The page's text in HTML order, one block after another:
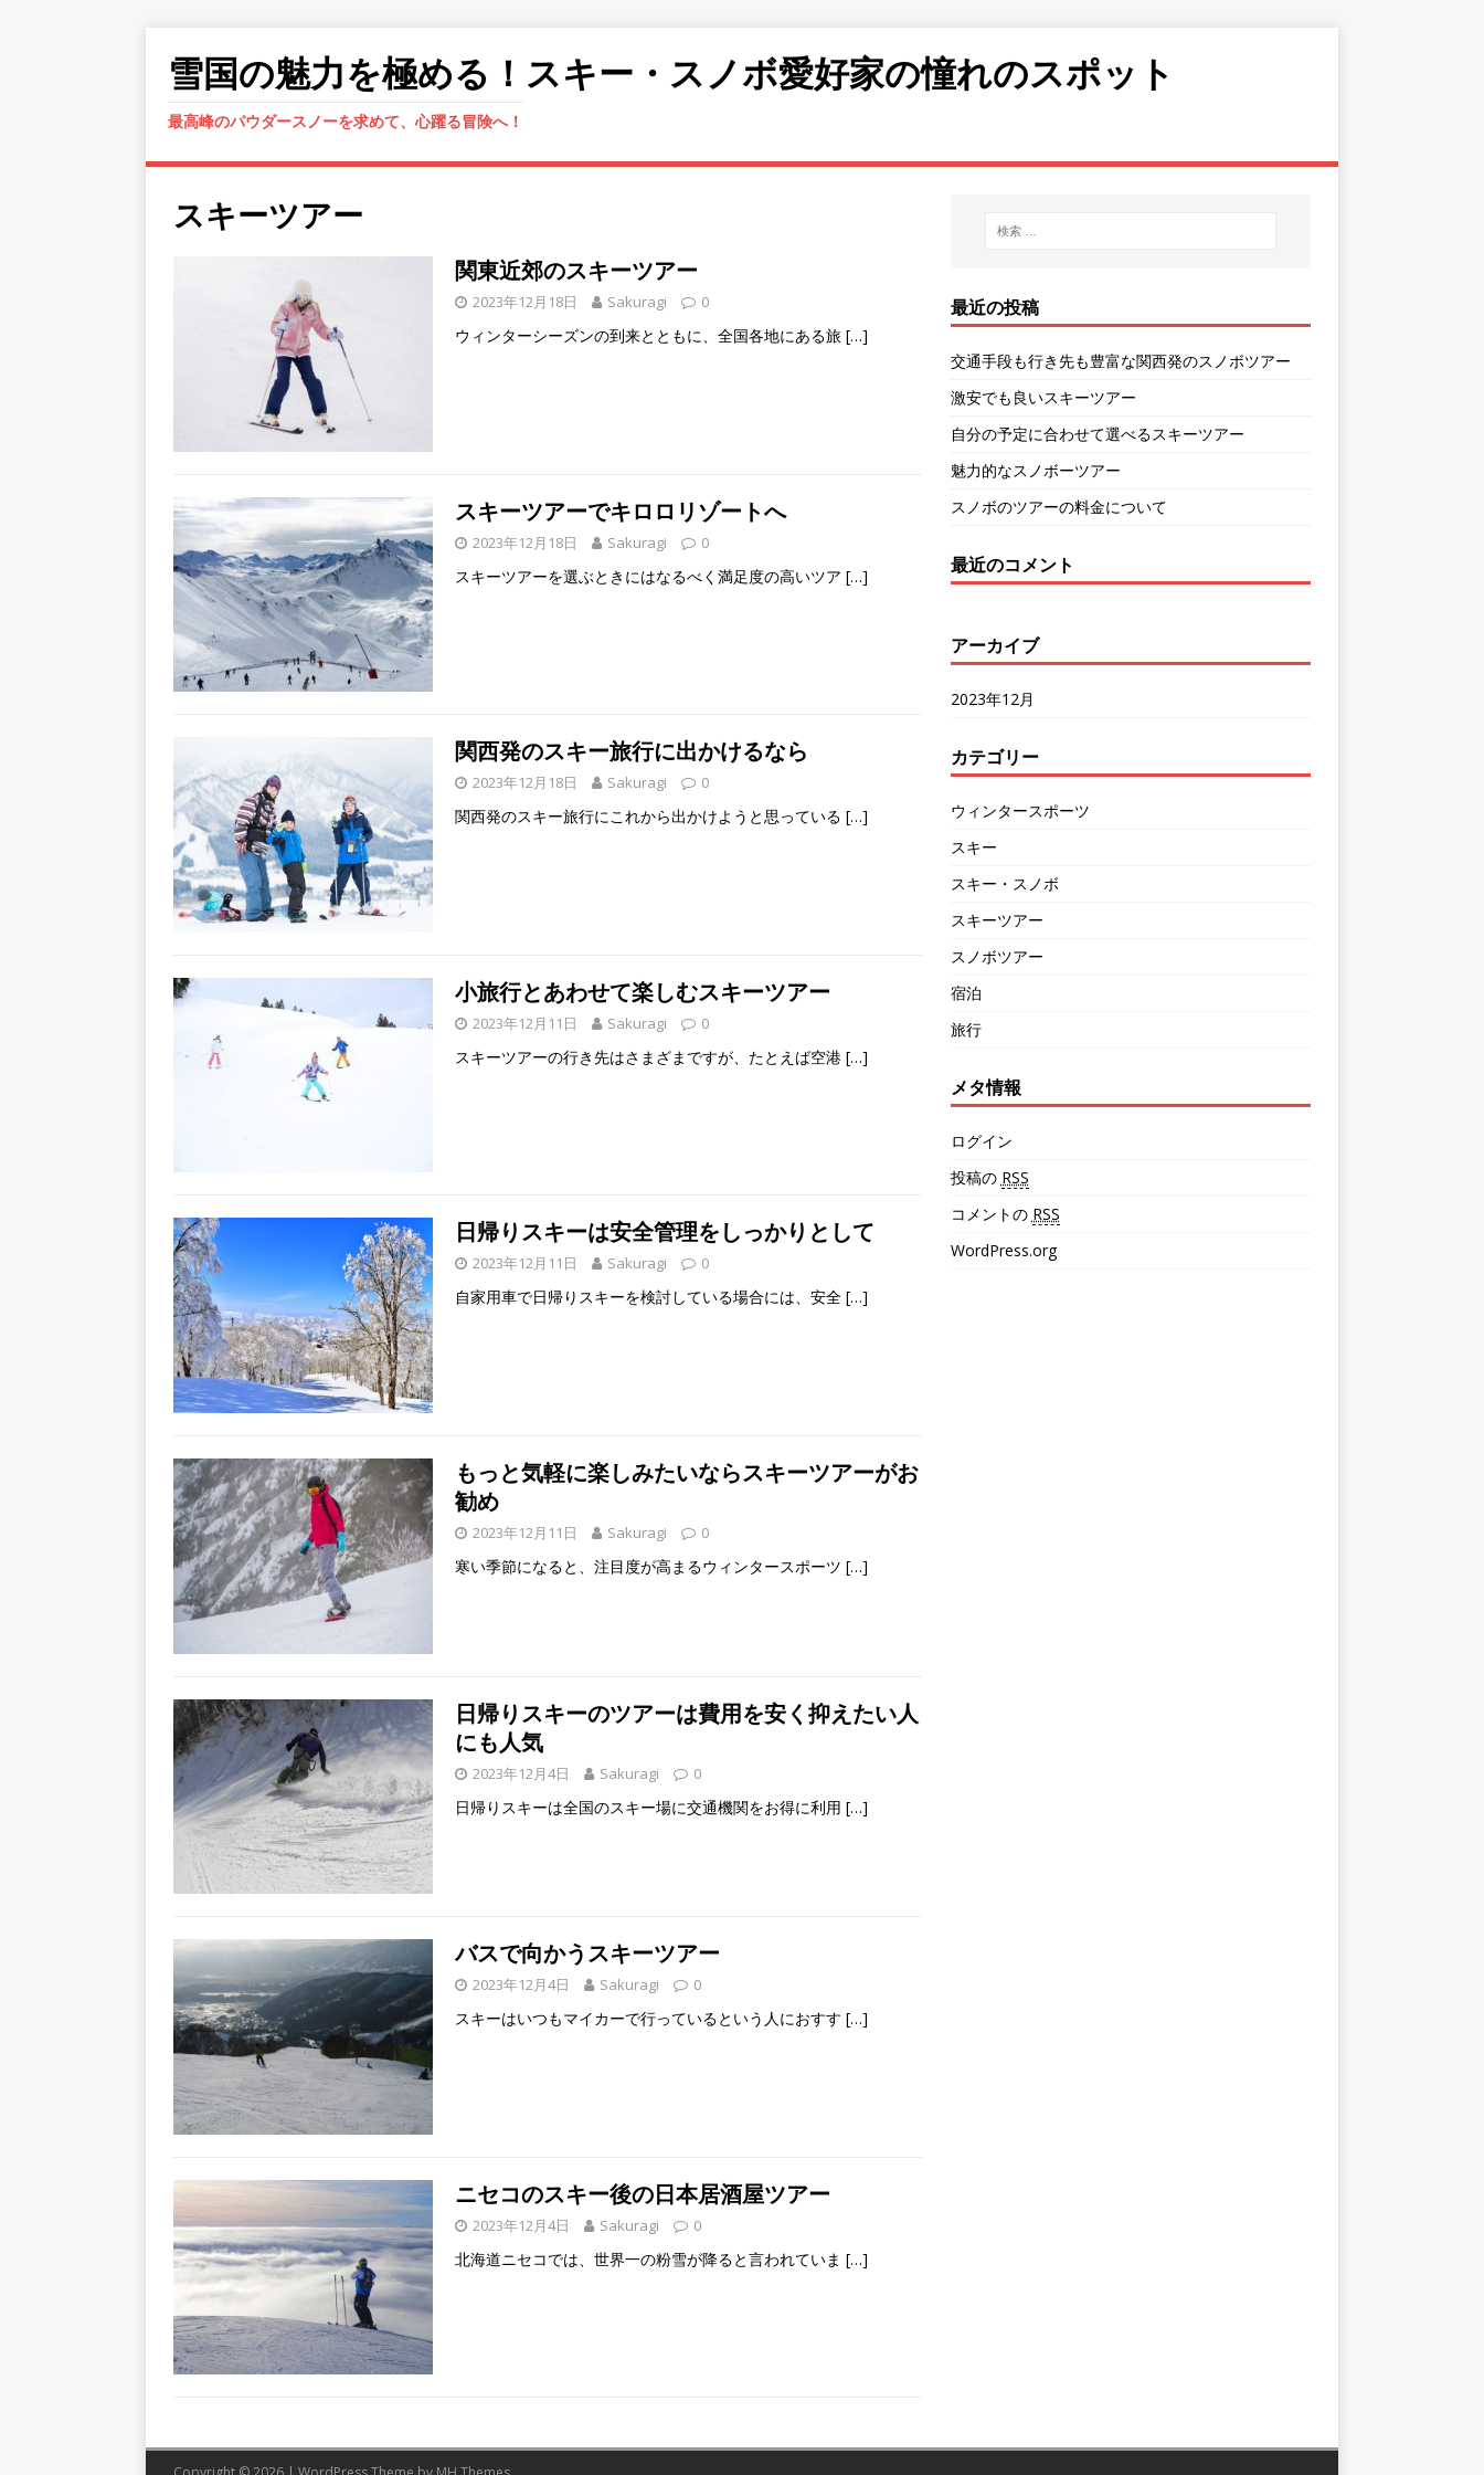
雪国の魅力を極める！スキー・スノボ愛好家の憧れのスポット
最高峰のパウダースノーを求めて、心躍る冒険へ！
スキーツアー
関東近郊のスキーツアー
2023年12月18日 Sakuragi 0
ウィンターシーズンの到来とともに、全国各地にある旅 […]
スキーツアーでキロロリゾートへ
2023年12月18日 Sakuragi 0
スキーツアーを選ぶときにはなるべく満足度の高いツア […]
関西発のスキー旅行に出かけるなら
2023年12月18日 Sakuragi 0
関西発のスキー旅行にこれから出かけようと思っている […]
小旅行とあわせて楽しむスキーツアー
2023年12月11日 Sakuragi 0
スキーツアーの行き先はさまざまですが、たとえば空港 […]
日帰りスキーは安全管理をしっかりとして
2023年12月11日 Sakuragi 0
自家用車で日帰りスキーを検討している場合には、安全 […]
もっと気軽に楽しみたいならスキーツアーがお
勧め
2023年12月11日 Sakuragi 0
寒い季節になると、注目度が高まるウィンタースポーツ […]
日帰りスキーのツアーは費用を安く抑えたい人
にも人気
2023年12月4日 Sakuragi 0
日帰りスキーは全国のスキー場に交通機関をお得に利用 […]
バスで向かうスキーツアー
2023年12月4日 Sakuragi 0
スキーはいつもマイカーで行っているという人におすす […]
ニセコのスキー後の日本居酒屋ツアー
2023年12月4日 Sakuragi 0
北海道ニセコでは、世界一の粉雪が降ると言われていま […]
最近の投稿
交通手段も行き先も豊富な関西発のスノボツアー
激安でも良いスキーツアー
自分の予定に合わせて選べるスキーツアー
魅力的なスノボーツアー
スノボのツアーの料金について
最近のコメント
アーカイブ
2023年12月
カテゴリー
ウィンタースポーツ
スキー
スキー・スノボ
スキーツアー
スノボツアー
宿泊
旅行
メタ情報
ログイン
投稿の RSS
コメントの RSS
WordPress.org